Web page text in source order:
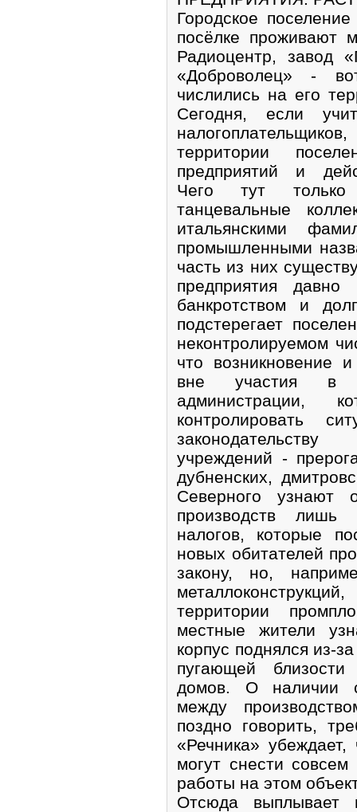
Городское
посёлке проживают
Радиоцентр, завод
«Доброволец» -
числились на его
Сегодня, если
территории
предприятий и
Чего тут
танцевальные
итальянскими
промышленными
часть из них
предприятия
банкротством и
подстерегает
неконтролируемом
что возникновение
вне участия в
администрации,
контролировать
учреждений -
дубненских,
Северного узнают
производств лишь
налогов, которые
новых обитателей
закону, но,
территории
местные жители
корпус поднялся из-
пугающей
домов. О наличии
между
поздно говорить,
«Речника»
могут снести
работы на этом
Отсюда